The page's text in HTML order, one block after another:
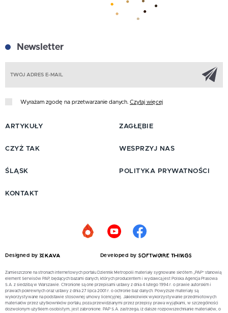
Newsletter
Wyrażam zgodę na przetwarzanie danych. Czytaj więcej
ARTYKUŁY
CZYŻ TAK
ŚLĄSK
ZAGŁĘBIE
WESPRZYJ NAS
POLITYKA PRYWATNOŚCI
KONTAKT
Designed by Developed by
Zamieszczone na stronach internetowych portalu Dziennik Metropolii materiały sygnowane skrótem „PAP” stanowią
element Serwisów PAP, będących bazami danych, których producentem i wydawcą jest Polska Agencja Prasowa
S.A. z siedzibą w Warszawie. Chronione są one przepisami ustawy z dnia 4 lutego 1994 r. o prawie autorskim i
prawach pokrewnych oraz ustawy z dnia 27 lipca 2001 r. o ochronie baz danych. Powyższe materiały są
wykorzystywane na podstawie stosownej umowy licencyjnej. Jakiekolwiek wykorzystywanie przedmiotowych
materiałów przez użytkowników portalu, poza przewidzianymi przez przepisy prawa wyjątkami, w szczególności
dozwolonym użytkiem osobistym, jest zabronione. PAP S.A. zastrzega, iż dalsze rozpowszechnianie materiałów, o